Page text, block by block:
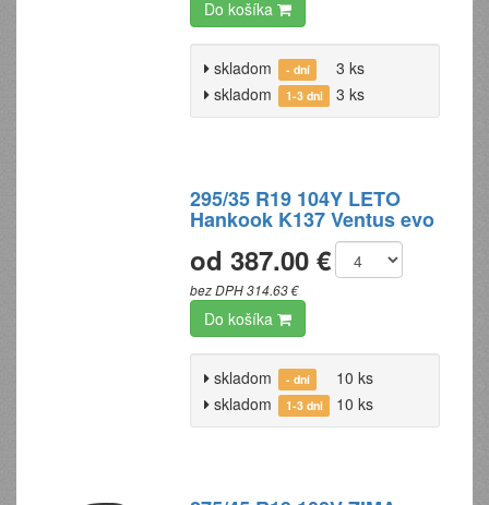
Do košíka
skladom - dní
3 ks
skladom
1-3 dni 3 ks
295/35 R19 104Y LETO
Hankook K137 Ventus evo
od 387.00 €
bez DPH 314.63 €
Do košíka
skladom - dní
10 ks
skladom
1-3 dni 10 ks